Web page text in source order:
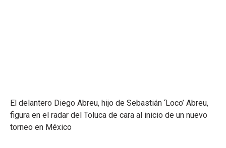
El delantero Diego Abreu, hijo de Sebastián ‘Loco’ Abreu,
figura en el radar del Toluca de cara al inicio de un nuevo
torneo en México